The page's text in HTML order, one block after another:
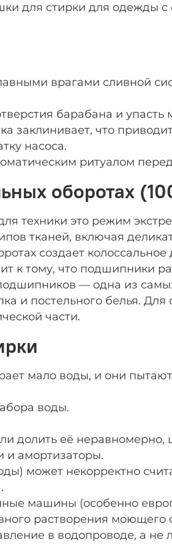
для стирки для одежды
врагами сливной
барабана и
заклинивает, что
насоса.
ритуалом
оборотах
техники это режим
тканей, включая
создает
к тому, что подшипники
— одна из
и постельного белья.
части.
мало воды, и они
воды.
долить её
и амортизаторы.
может некорректно
машины (особенно
растворения моющего
в водопроводе, а не